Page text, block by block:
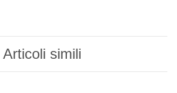
Articoli simili